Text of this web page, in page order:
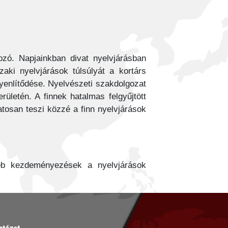
Napjainkban divat nyelvjárásban
nyelvjárások túlsúlyát a kortárs
Nyelvészeti szakdolgozat
A finnek hatalmas felgyűjtött
teszi közzé a finn nyelvjárások
kezdeményezések a nyelvjárások